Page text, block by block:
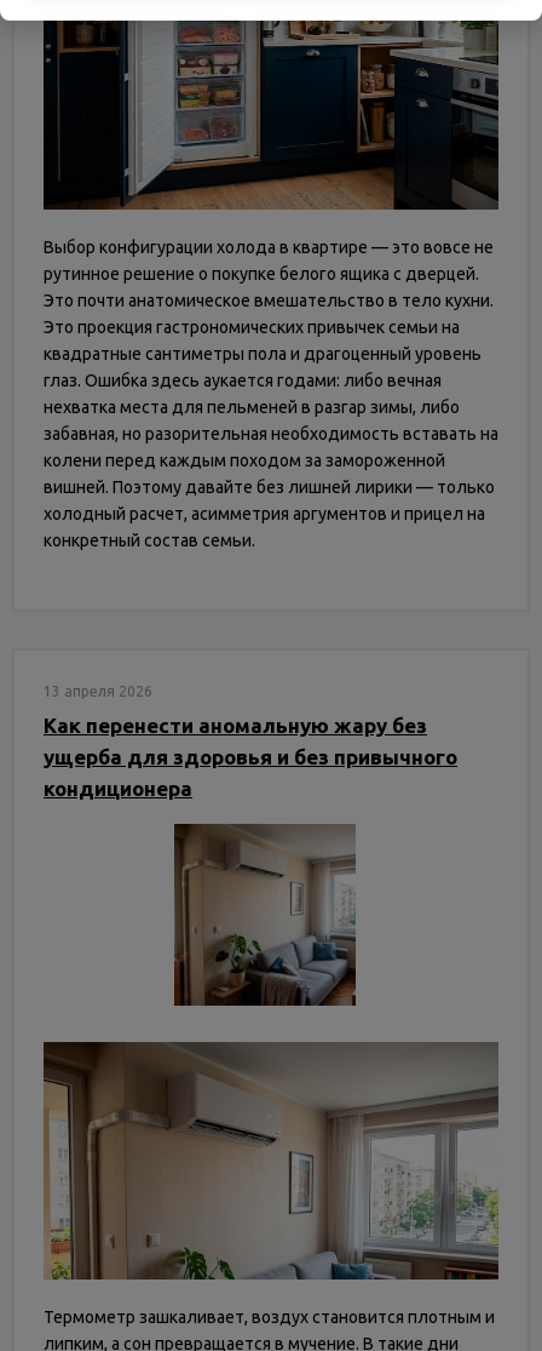
Выбор конфигурации холода в квартире — это вовсе не
рутинное решение о покупке белого ящика с дверцей.
Это почти анатомическое вмешательство в тело кухни.
Это проекция гастрономических привычек семьи на
квадратные сантиметры пола и драгоценный уровень
глаз. Ошибка здесь аукается годами: либо вечная
нехватка места для пельменей в разгар зимы, либо
забавная, но разорительная необходимость вставать на
колени перед каждым походом за замороженной
вишней. Поэтому давайте без лишней лирики — только
холодный расчет, асимметрия аргументов и прицел на
конкретный состав семьи.
13 апреля 2026
Как перенести аномальную жару без
ущерба для здоровья и без привычного
кондиционера
Термометр зашкаливает, воздух становится плотным и
липким, а сон превращается в мучение. В такие дни